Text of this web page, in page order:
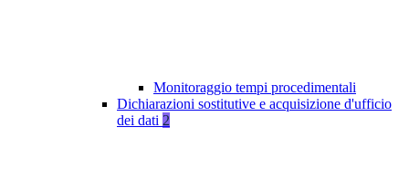
Monitoraggio tempi procedimentali
Dichiarazioni sostitutive e acquisizione d'ufficio
dei dati 2